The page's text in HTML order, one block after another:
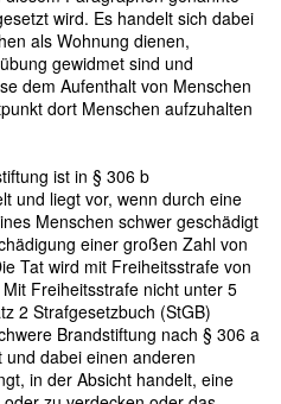
wird. Es handelt sich dabei
als Wohnung dienen,
gewidmet sind und
dem Aufenthalt von Menschen
dort Menschen aufzuhalten
ist in § 306 b
und liegt vor, wenn durch eine
Menschen schwer geschädigt
einer großen Zahl von
Tat wird mit Freiheitsstrafe von
Freiheitsstrafe nicht unter 5
2 Strafgesetzbuch (StGB)
Brandstiftung nach § 306 a
dabei einen anderen
in der Absicht handelt, eine